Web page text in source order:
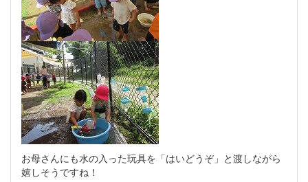
お母さんにも水の入った玩具を「はいどうぞ」と渡しながら
嬉しそうですね！